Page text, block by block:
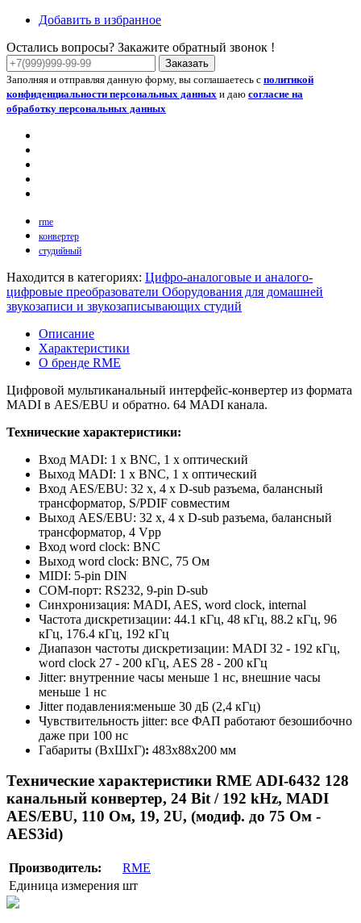
Добавить в избранное
Остались вопросы? Закажите обратный звонок !
Заказать
Заполняя и отправляя данную форму, вы соглашаетесь с политикой
конфиденциальности персональных данных и даю согласие на
обработку персональных данных
rme
конвертер
студийный
Находится в категориях: Цифро-аналоговые и аналого-
цифровые преобразователи Оборудования для домашней
звукозаписи и звукозаписывающих студий
Описание
Характеристики
О бренде RME
Цифровой мультиканальный интерфейс-конвертер из формата
MADI в AES/EBU и обратно. 64 MADI канала.
Технические характеристики:
Вход MADI: 1 x BNC, 1 x оптический
Выход MADI: 1 x BNC, 1 x оптический
Вход AES/EBU: 32 x, 4 x D-sub разъема, балансный
трансформатор, S/PDIF совместим
Выход AES/EBU: 32 x, 4 x D-sub разъема, балансный
трансформатор, 4 Vpp
Вход word clock: BNC
Выход word clock: BNC, 75 Ом
MIDI: 5-pin DIN
COM-порт: RS232, 9-pin D-sub
Синхронизация: MADI, AES, word clock, internal
Частота дискретизации: 44.1 кГц, 48 кГц, 88.2 кГц, 96
кГц, 176.4 кГц, 192 кГц
Диапазон частоты дискретизации: MADI 32 - 192 кГц,
word clock 27 - 200 кГц, AES 28 - 200 кГц
Jitter: внутренние часы меньше 1 нс, внешние часы
меньше 1 нс
Jitter подавления:меньше 30 дБ (2,4 кГц)
Чувствительность jitter: все ФАП работают безошибочно
даже при 100 нс
Габариты (ВхШхГ): 483х88х200 мм
Технические характеристики RME ADI-6432 128
канальный конвертер, 24 Bit / 192 kHz, MADI
AES/EBU, 110 Ом, 19, 2U, (модиф. до 75 Ом -
AES3id)
Производитель:
RME
Единица измерения шт